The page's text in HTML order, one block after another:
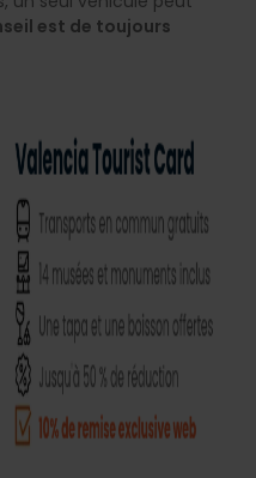
est de toujours